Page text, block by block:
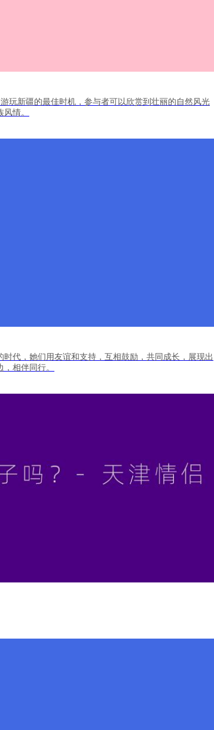
玩新疆的最佳时机，参与者可以欣赏到壮丽的自然风光
情。
代，她们用友谊和支持，互相鼓励，共同成长，展现出
相伴同行。